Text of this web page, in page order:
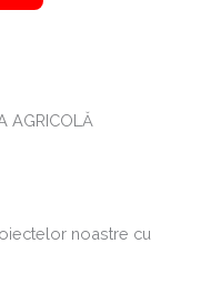
AGRICOLĂ
noastre cu